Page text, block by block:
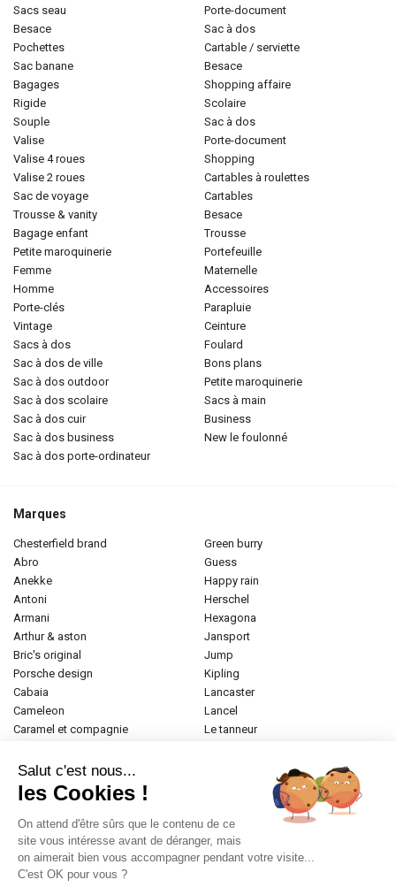
sacs seau
besace
pochettes
sac banane
bagages
rigide
souple
valise
valise 4 roues
valise 2 roues
sac de voyage
trousse & vanity
bagage enfant
petite maroquinerie
femme
homme
porte-clés
vintage
sacs à dos
sac à dos de ville
sac à dos outdoor
sac à dos scolaire
sac à dos cuir
sac à dos business
sac à dos porte-ordinateur
porte-document
sac à dos
cartable / serviette
besace
shopping affaire
scolaire
sac à dos
porte-document
shopping
cartables à roulettes
cartables
besace
trousse
portefeuille
maternelle
accessoires
parapluie
ceinture
foulard
bons plans
petite maroquinerie
sacs à main
business
new le foulonné
Marques
chesterfield brand
abro
anekke
antoni
armani
arthur & aston
bric's original
porsche design
cabaia
cameleon
caramel et compagnie
donna celi
eastpak
elite
emily & noah
esprit
etrier
fabrizio
green burry
guess
happy rain
herschel
hexagona
jansport
jump
kipling
lancaster
lancel
le tanneur
paul marius
samsonite
tamaris
Salut c'est nous...
les Cookies !
On attend d'être sûrs que le contenu de ce
site vous intéresse avant de déranger, mais
on aimerait bien vous accompagner pendant votre visite...
C'est OK pour vous ?